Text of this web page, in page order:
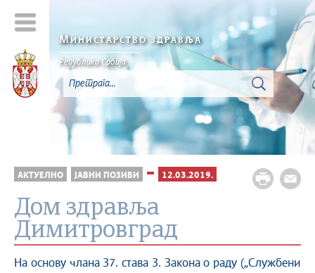
МИНИСТАРСТВО ЗДРАВЉА
Република Србија
АКТУЕЛНО ЈАВНИ ПОЗИВИ 12.03.2019.
Дом здравља
Димитровград
На основу члана 37. става 3. Закона о раду („Службени